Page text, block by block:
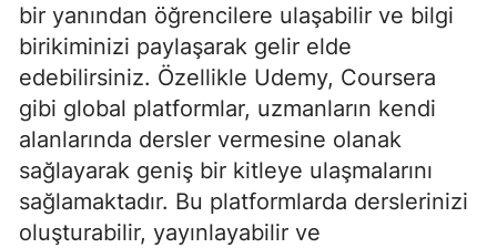
bir yanından öğrencilere ulaşabilir ve bilgi
birikiminizi paylaşarak gelir elde
edebilirsiniz. Özellikle Udemy, Coursera
gibi global platformlar, uzmanların kendi
alanlarında dersler vermesine olanak
sağlayarak geniş bir kitleye ulaşmalarını
sağlamaktadır. Bu platformlarda derslerinizi
oluşturabilir, yayınlayabilir ve